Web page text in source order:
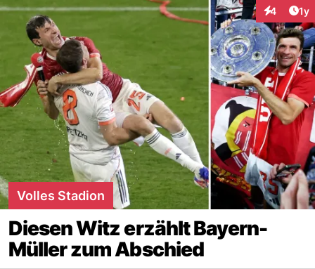
4 1y
Volles Stadion
Diesen Witz erzählt Bayern-
Müller zum Abschied